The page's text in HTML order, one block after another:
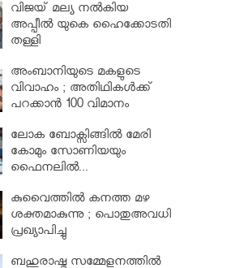
വിജയ് മല്യ നൽകിയ
അപ്പീൽ യുകെ ഹൈക്കോടതി
തള്ളി
അംബാനിയുടെ മകളുടെ
വിവാഹം ; അതിഥികൾക്ക്
പറക്കാൻ 100 വിമാനം
ലോക ബോക്സിങ്ങിൽ മേരി
കോമും സോണിയയും
ഫൈനലിൽ...
കുവൈത്തിൽ കനത്ത മഴ
ശക്തമാകുന്നു ; പൊതുഅവധി
പ്രഖ്യാപിച്ചു
ബഹുരാഷ്ട്ര സമ്മേളനത്തിൽ